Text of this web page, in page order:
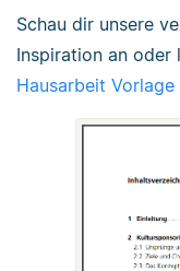
Schau dir unsere
Inspiration an oder
Hausarbeit Vorlage